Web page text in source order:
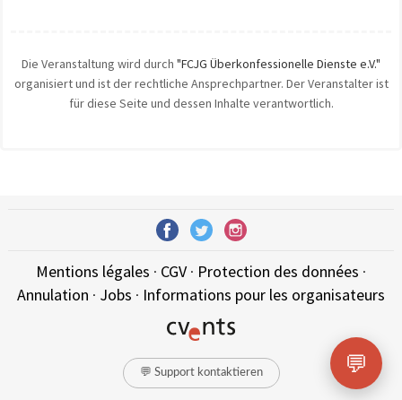
Die Veranstaltung wird durch "FCJG Überkonfessionelle Dienste e.V."
organisiert und ist der rechtliche Ansprechpartner. Der Veranstalter ist
für diese Seite und dessen Inhalte verantwortlich.
Mentions légales · CGV· Protection des données ·
Annulation · Jobs · Informations pour les organisateurs
💬 Support kontaktieren 💬